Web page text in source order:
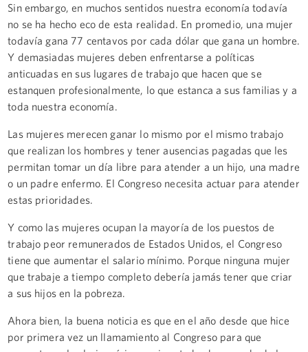
Sin embargo, en muchos sentidos nuestra economía todavía
no se ha hecho eco de esta realidad. En promedio, una mujer
todavía gana 77 centavos por cada dólar que gana un hombre.
Y demasiadas mujeres deben enfrentarse a políticas
anticuadas en sus lugares de trabajo que hacen que se
estanquen profesionalmente, lo que estanca a sus familias y a
toda nuestra economía.
Las mujeres merecen ganar lo mismo por el mismo trabajo
que realizan los hombres y tener ausencias pagadas que les
permitan tomar un día libre para atender a un hijo, una madre
o un padre enfermo. El Congreso necesita actuar para atender
estas prioridades.
Y como las mujeres ocupan la mayoría de los puestos de
trabajo peor remunerados de Estados Unidos, el Congreso
tiene que aumentar el salario mínimo. Porque ninguna mujer
que trabaje a tiempo completo debería jamás tener que criar
a sus hijos en la pobreza.
Ahora bien, la buena noticia es que en el año desde que hice
por primera vez un llamamiento al Congreso para que